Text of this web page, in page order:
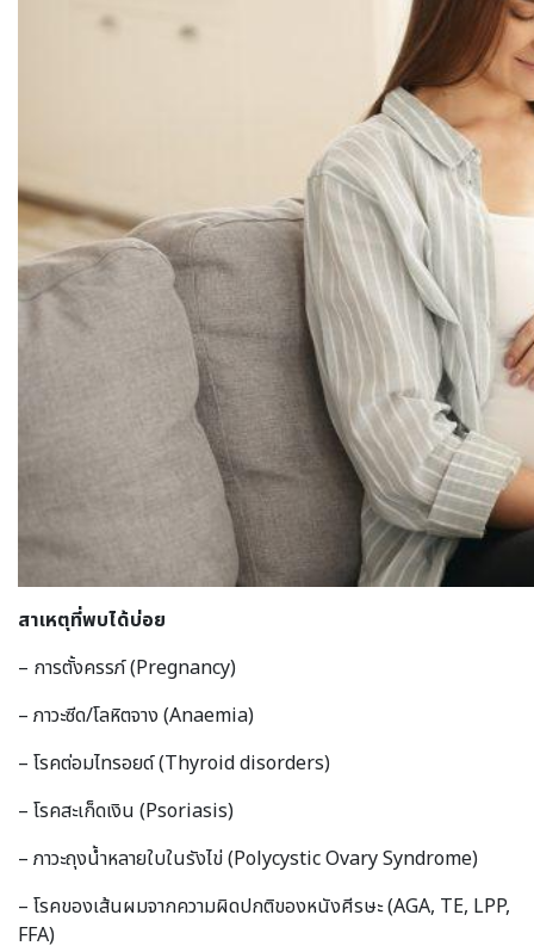
สาเหตุที่พบได้บ่อย
– การตั้งครรภ์ (Pregnancy)
– ภาวะซีด/โลหิตจาง (Anaemia)
– โรคต่อมไทรอยด์ (Thyroid disorders)
– โรคสะเก็ดเงิน (Psoriasis)
– ภาวะถุงน้ำหลายใบในรังไข่ (Polycystic Ovary Syndrome)
– โรคของเส้นผมจากความผิดปกติของหนังศีรษะ (AGA, TE, LPP,
FFA)